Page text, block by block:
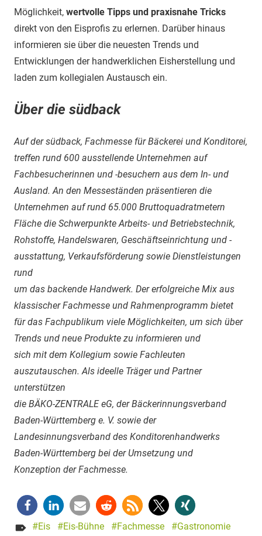
Möglichkeit, wertvolle Tipps und praxisnahe Tricks
direkt von den Eisprofis zu erlernen. Darüber hinaus
informieren sie über die neuesten Trends und
Entwicklungen der handwerklichen Eisherstellung und
laden zum kollegialen Austausch ein.
Über die südback
Auf der südback, Fachmesse für Bäckerei und Konditorei,
treffen rund 600 ausstellende Unternehmen auf
Fachbesucherinnen und -besuchern aus dem In- und
Ausland. An den Messeständen präsentieren die
Unternehmen auf rund 65.000 Bruttoquadratmetern
Fläche die Schwerpunkte Arbeits- und Betriebstechnik,
Rohstoffe, Handelswaren, Geschäftseinrichtung und -
ausstattung, Verkaufsförderung sowie Dienstleistungen
rund
um das backende Handwerk. Der erfolgreiche Mix aus
klassischer Fachmesse und Rahmenprogramm bietet
für das Fachpublikum viele Möglichkeiten, um sich über
Trends und neue Produkte zu informieren und
sich mit dem Kollegium sowie Fachleuten
auszutauschen. Als ideelle Träger und Partner
unterstützen
die BÄKO-ZENTRALE eG, der Bäckerinnungsverband
Baden-Württemberg e. V. sowie der
Landesinnungsverband des Konditorenhandwerks
Baden-Württemberg bei der Umsetzung und
Konzeption der Fachmesse.
Eis Eis-Bühne Fachmesse
Gastronomie